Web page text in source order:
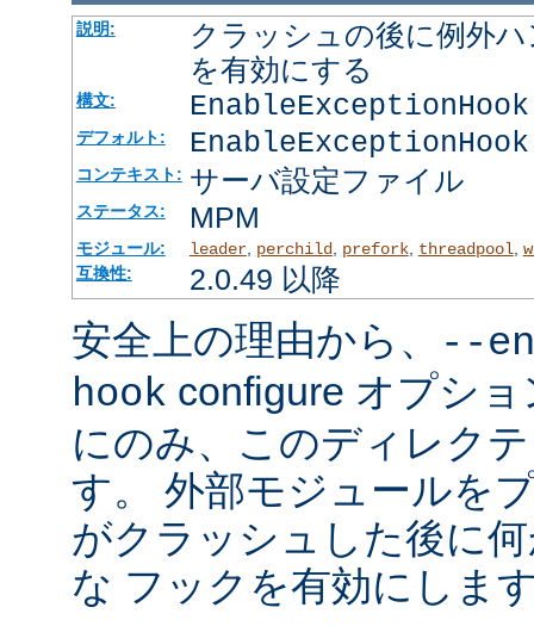
説明:
クラッシュの後に例外
を有効にする
構文:
デフォルト:
コンテキスト: サーバ設定ファイル
ステータス: MPM
モジュール: leader, perchild, prefork, threadpool
互換性:
2.0.49 以降
安全上の理由から、
--
hook configure オプシ
にのみ、このディレク
す。 外部モジュールを
がクラッシュした後に
な フックを有効にしま